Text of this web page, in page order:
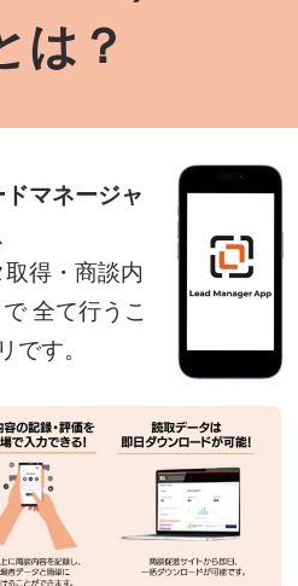
は？
マネージャ
得・商談内
全て行うこ
です。